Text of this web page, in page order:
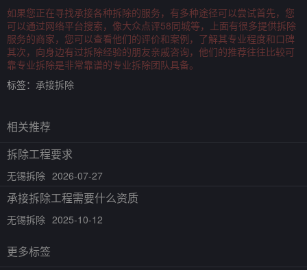
如果您正在寻找承接各种拆除的服务，有多种途径可以尝试首先，您
可以通过网络平台搜索，像大众点评58同城等，上面有很多提供拆除
服务的商家，您可以查看他们的评价和案例，了解其专业程度和口碑
其次，向身边有过拆除经验的朋友亲戚咨询，他们的推荐往往比较可
靠专业拆除是非常靠谱的专业拆除团队具备。
标签： 承接拆除
相关推荐
拆除工程要求
无锡拆除 2026-07-27
承接拆除工程需要什么资质
无锡拆除 2025-10-12
更多标签